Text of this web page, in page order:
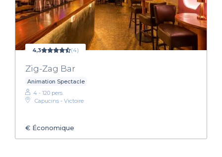
4,3 (4)
Zig-Zag Bar
Animation Spectacle
4 - 120 pers.
Capucins - Victoire
€ Économique